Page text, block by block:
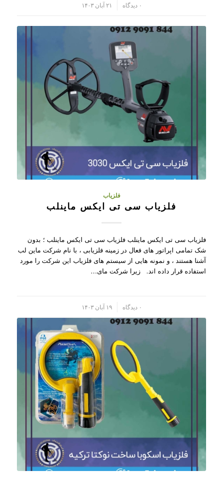
۰ دیدگاه ۲۱ آبان ۱۴۰۳
فلزیاب
فلزیاب سی تی ایکس ماینلب
فلزیاب سی تی ایکس ماینلب فلزیاب سی تی ایکس ماینلب ؛ بدون
شک تمامی اپراتور های فعال در زمینه فلزیابی ، با نام شرکت ماین لب
آشنا هستند ، و نمونه هایی از سیستم های فلزیاب این شرکت را مورد
استفاده قرار داده اند. زیرا شرکت مای…
۰ دیدگاه ۱۹ آبان ۱۴۰۳